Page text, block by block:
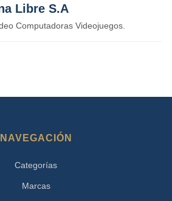
Libre S.A
Computadoras Videojuegos.
NAVEGACIÓN
Categorías
Marcas